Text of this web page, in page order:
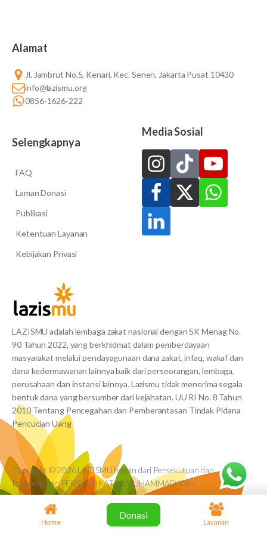
LAZISMU adalah lembaga zakat nasional dengan SK Menag No.
90 Tahun 2022, yang berkhidmat dalam pemberdayaan
masyarakat melalui pendayagunaan dana zakat, infaq, wakaf dan
dana kedermawanan lainnya baik dari perseorangan, lembaga,
perusahaan dan instansi lainnya. Lazismu tidak menerima segala
bentuk dana yang bersumber dari kejahatan. UU RI No. 8 Tahun
2010 Tentang Pencegahan dan Pemberantasan Tindak Pidana
Pencucian Uang
Alamat
Jl. Jambrut No.5, Kenari, Kec. Senen, Jakarta Pusat 10430
info@lazismu.org
0856-1626-222
Selengkapnya
FAQ
Laman Donasi
Publikasi
Ketentuan Layanan
Kebijakan Privasi
Media Sosial
Copyright © 2026 LAZISMU bagian dari Persekutuan dan
Perkumpulan PERSYARIKATAN MUHAMMADIYAH
Home
Donasi
Layanan